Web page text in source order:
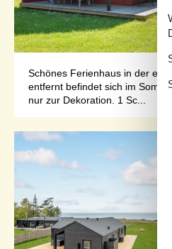
Schönes Ferienhaus in der
entfernt befindet sich im
nur zur Dekoration. 1 Sc...